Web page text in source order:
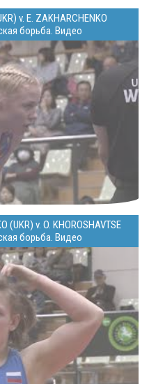
v. E. ZAKHARCHENKO
борьба. Видео
(UKR) v. O. KHOROSHAVTSE
борьба. Видео